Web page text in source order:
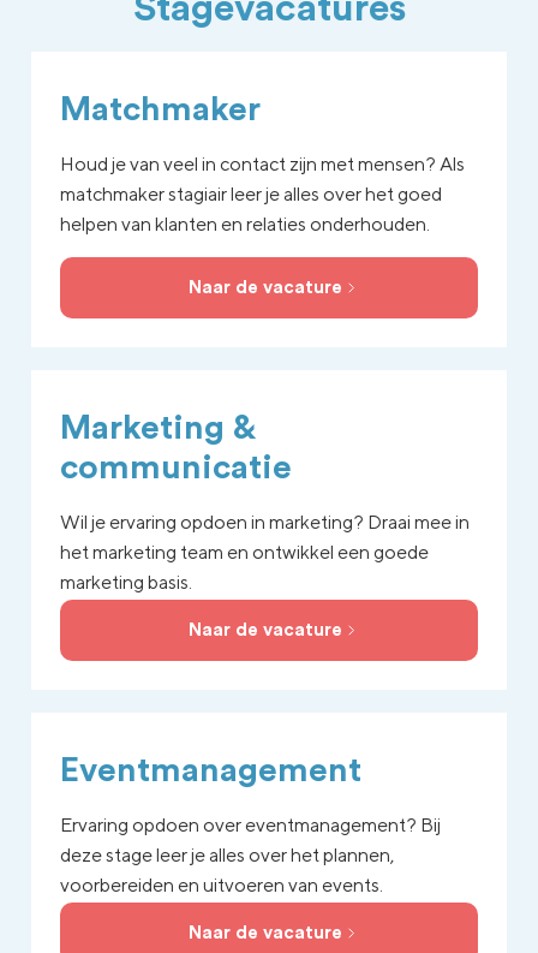
Stagevacatures
Matchmaker
Houd je van veel in contact zijn met mensen? Als
matchmaker stagiair leer je alles over het goed
helpen van klanten en relaties onderhouden.
Naar de vacature
Marketing &
communicatie
Wil je ervaring opdoen in marketing? Draai mee in
het marketing team en ontwikkel een goede
marketing basis.
Naar de vacature
Eventmanagement
Ervaring opdoen over eventmanagement? Bij
deze stage leer je alles over het plannen,
voorbereiden en uitvoeren van events.
Naar de vacature